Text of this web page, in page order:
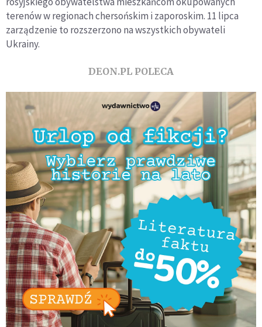
terenów w regionach chersońskim i zaporoskim. 11 lipca
zarządzenie to rozszerzono na wszystkich obywateli
Ukrainy.
DEON.PL POLECA